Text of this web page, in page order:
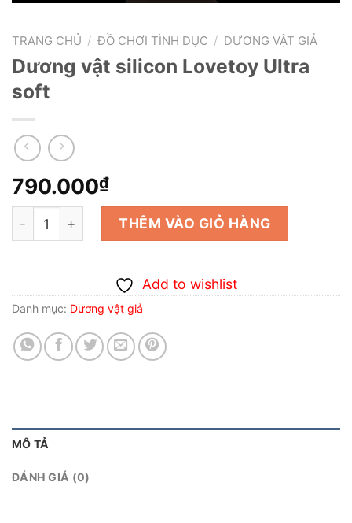
TRANG CHỦ / ĐỒ CHƠI TÌNH DỤC / DƯƠNG VẬT GIẢ
Dương vật silicon Lovetoy Ultra
soft
790.000₫
Dương vật silicon Lovetoy Ultra soft số lượng
THÊM VÀO GIỎ HÀNG
Add to wishlist
Danh mục: Dương vật giả
MÔ TẢ
ĐÁNH GIÁ (0)